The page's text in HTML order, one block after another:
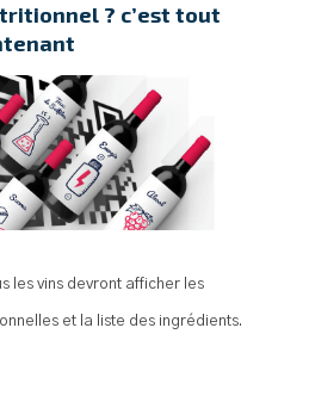
? c’est tout
les vins devront afficher les
et la liste des ingrédients.